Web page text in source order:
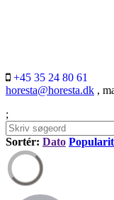
+45 35 24 80 61
horesta@horesta.dk ,
;
Sortér: Dato